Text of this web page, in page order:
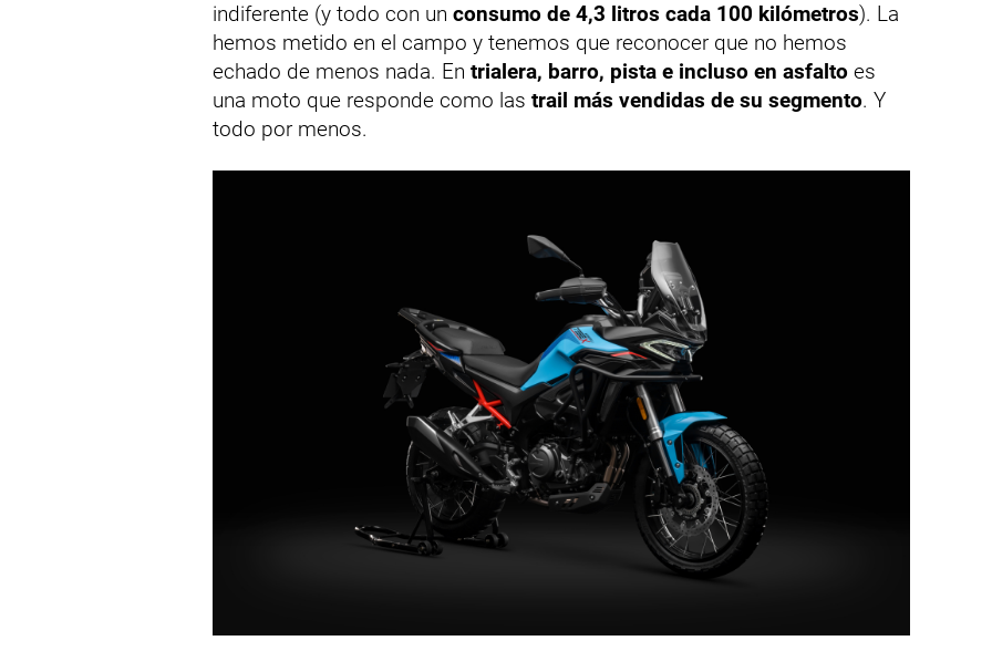
indiferente (y todo con un consumo de 4,3 litros cada 100 kilómetros). La
hemos metido en el campo y tenemos que reconocer que no hemos
echado de menos nada. En trialera, barro, pista e incluso en asfalto es
una moto que responde como las trail más vendidas de su segmento. Y
todo por menos.